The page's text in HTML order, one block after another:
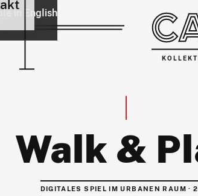
in English
Walk &
DIGITALES SPIEL IM URBANEN RAUM ·